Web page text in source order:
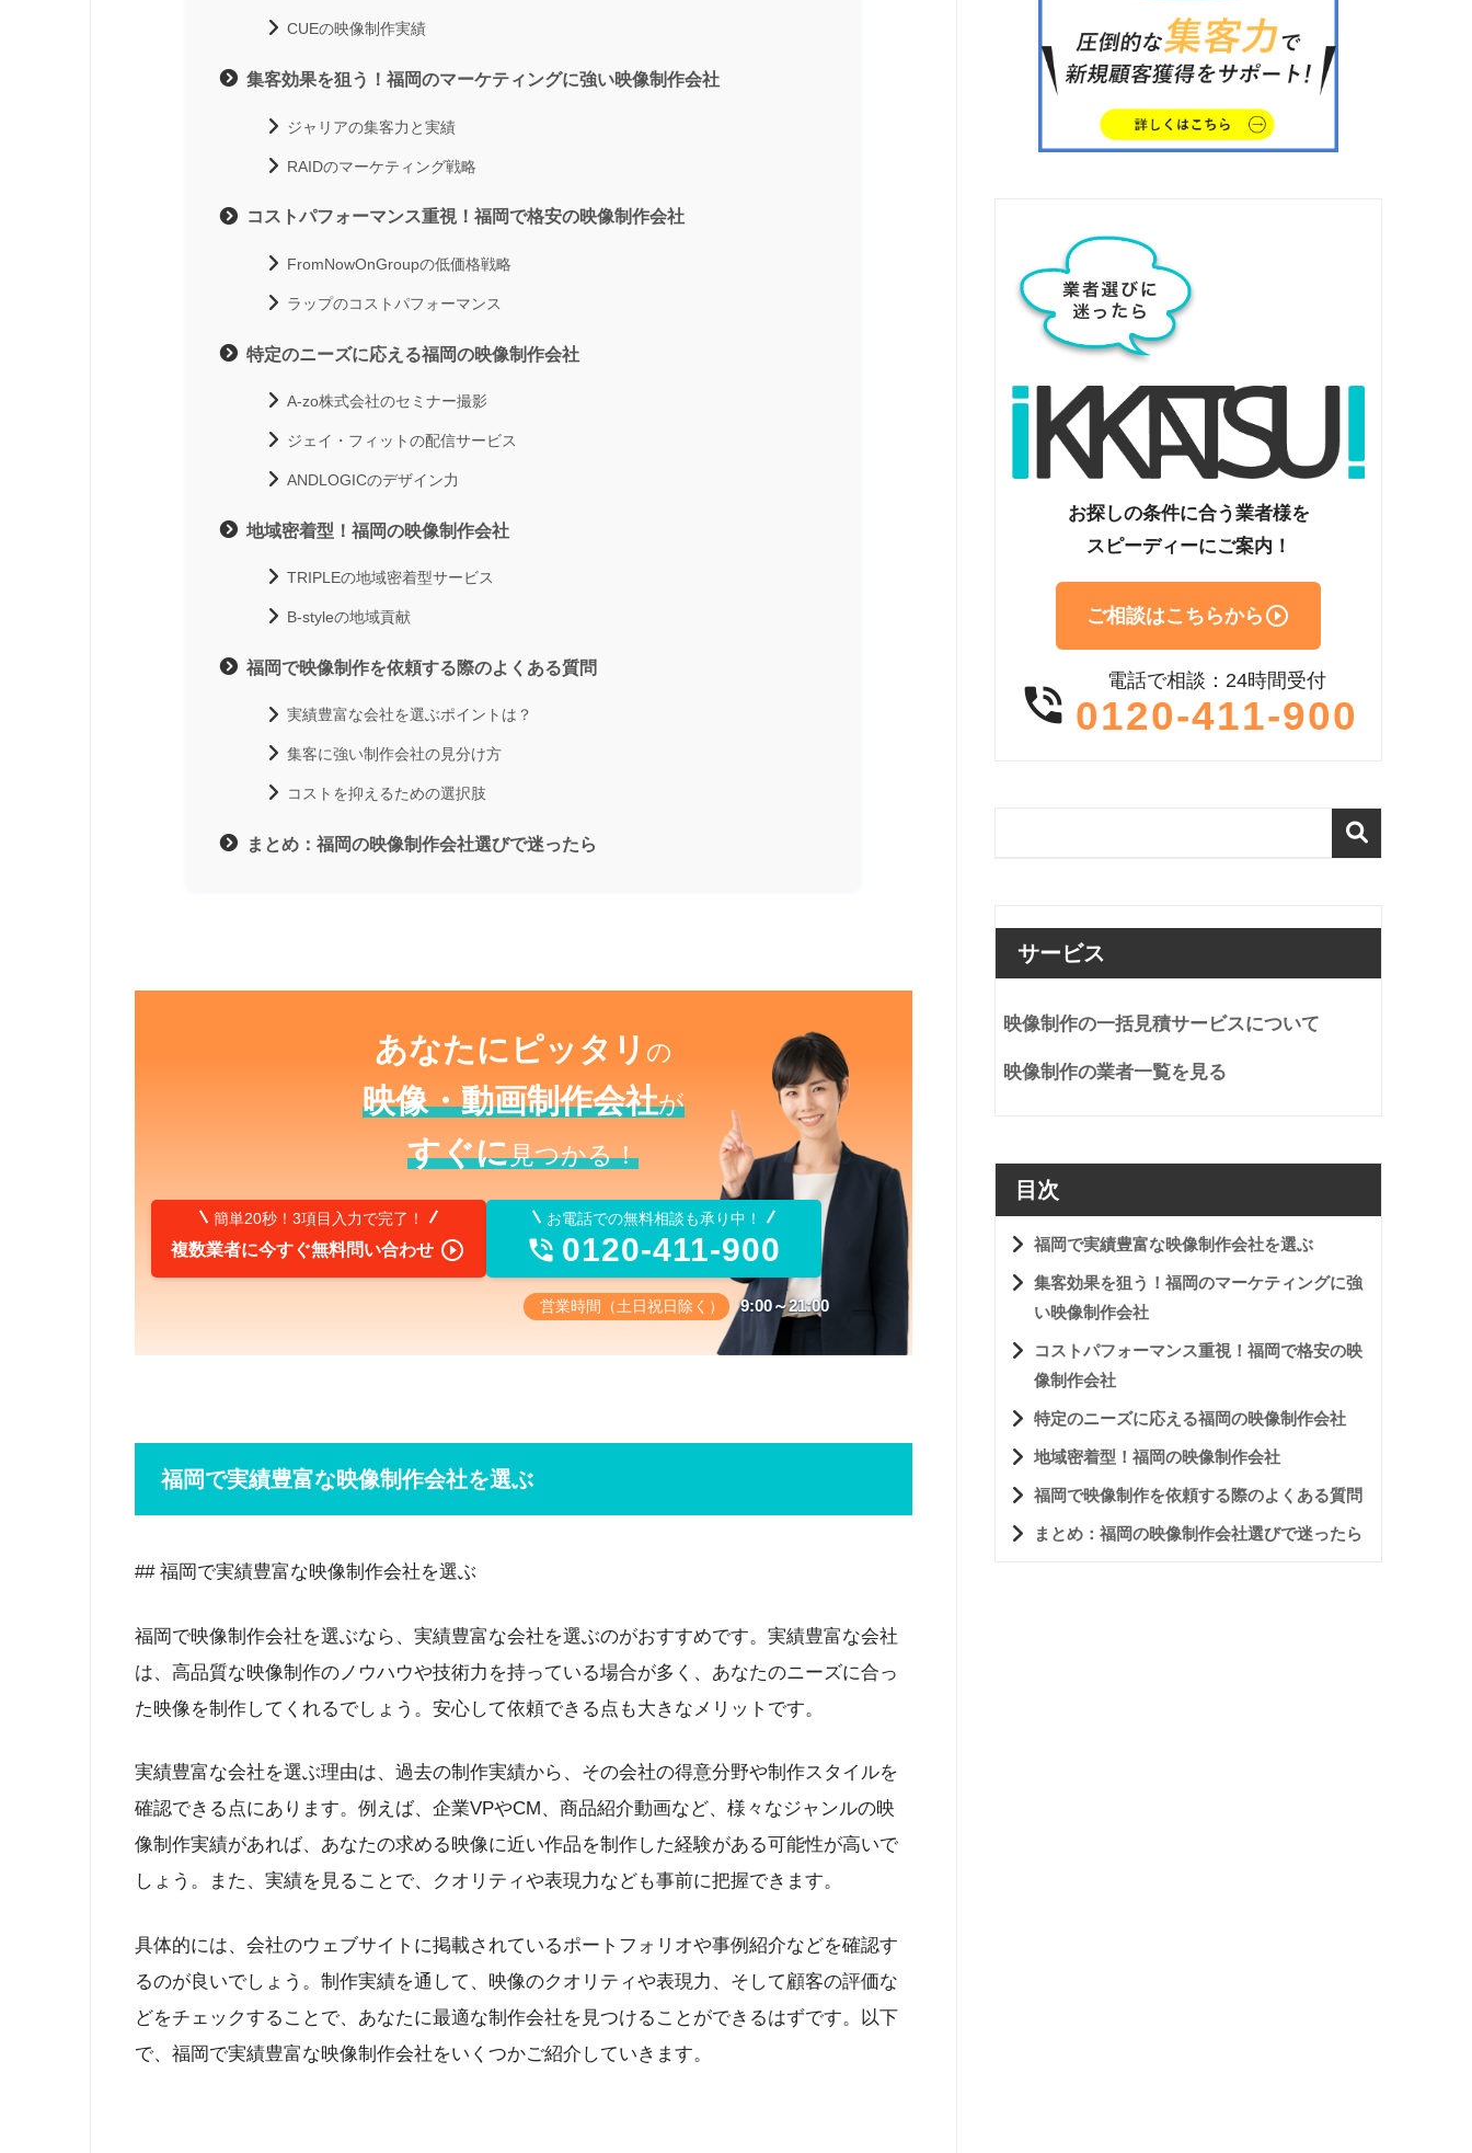
CUEの映像制作実績
集客効果を狙う！福岡のマーケティングに強い映像制作会社
ジャリアの集客力と実績
RAIDのマーケティング戦略
コストパフォーマンス重視！福岡で格安の映像制作会社
FromNowOnGroupの低価格戦略
ラップのコストパフォーマンス
特定のニーズに応える福岡の映像制作会社
A-zo株式会社のセミナー撮影
ジェイ・フィットの配信サービス
ANDLOGICのデザイン力
地域密着型！福岡の映像制作会社
TRIPLEの地域密着型サービス
B-styleの地域貢献
福岡で映像制作を依頼する際のよくある質問
実績豊富な会社を選ぶポイントは？
集客に強い制作会社の見分け方
コストを抑えるための選択肢
まとめ：福岡の映像制作会社選びで迷ったら
あなたにピッタリ の
映像・動画制作会社が
すぐに見つかる！
簡単20秒！3項目入力で完了！
複数業者に今すぐ無料問い合わせ 
お電話での無料相談も承り中！
 0120-411-900
営業時間（土日祝日除く） 9:00～21:00
福岡で実績豊富な映像制作会社を選ぶ
## 福岡で実績豊富な映像制作会社を選ぶ
福岡で映像制作会社を選ぶなら、実績豊富な会社を選ぶのがおすすめです。実績豊富な会社
は、高品質な映像制作のノウハウや技術力を持っている場合が多く、あなたのニーズに合っ
た映像を制作してくれるでしょう。安心して依頼できる点も大きなメリットです。
実績豊富な会社を選ぶ理由は、過去の制作実績から、その会社の得意分野や制作スタイルを
確認できる点にあります。例えば、企業VPやCM、商品紹介動画など、様々なジャンルの映
像制作実績があれば、あなたの求める映像に近い作品を制作した経験がある可能性が高いで
しょう。また、実績を見ることで、クオリティや表現力なども事前に把握できます。
具体的には、会社のウェブサイトに掲載されているポートフォリオや事例紹介などを確認す
るのが良いでしょう。制作実績を通して、映像のクオリティや表現力、そして顧客の評価な
どをチェックすることで、あなたに最適な制作会社を見つけることができるはずです。以下
で、福岡で実績豊富な映像制作会社をいくつかご紹介していきます。
お探しの条件に合う業者様を
スピーディーにご案内！
ご相談はこちらから 
 電話で相談：24時間受付
0120-411-900
サービス
映像制作の一括見積サービスについて
映像制作の業者一覧を見る
目次
福岡で実績豊富な映像制作会社を選ぶ
集客効果を狙う！福岡のマーケティングに強
い映像制作会社
コストパフォーマンス重視！福岡で格安の映
像制作会社
特定のニーズに応える福岡の映像制作会社
地域密着型！福岡の映像制作会社
福岡で映像制作を依頼する際のよくある質問
まとめ：福岡の映像制作会社選びで迷ったら